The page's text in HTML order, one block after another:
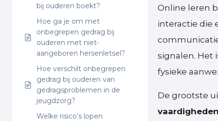
bij ouderen boekt?
Hoe ga je om met
onbegrepen gedrag bij
ouderen met niet-
aangeboren hersenletsel?
Hoe verschilt onbegrepen
gedrag bij ouderen van
gedragsproblemen in de
jeugdzorg?
Welke risico’s lopen
Online leren
interactie die
signalen. Het
fysieke
De grootste